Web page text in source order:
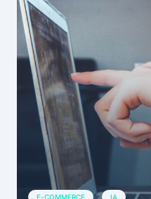
E-COMMERCE IA